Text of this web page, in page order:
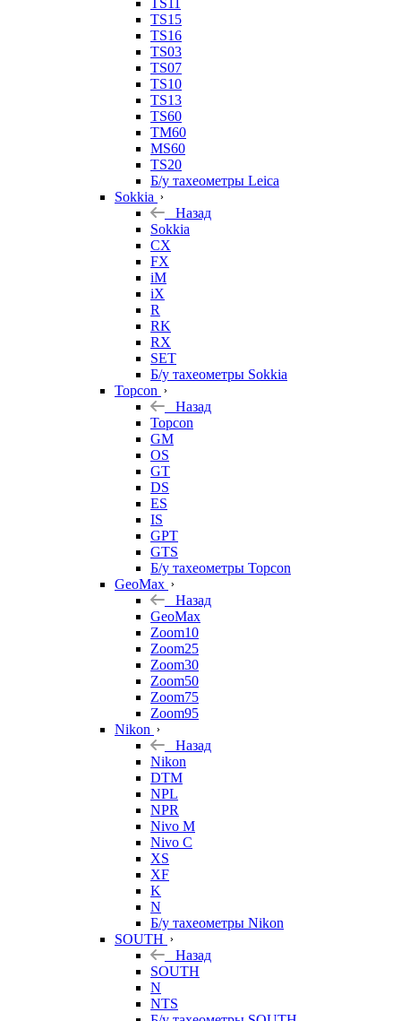
TS11
TS15
TS16
TS03
TS07
TS10
TS13
TS60
TM60
MS60
TS20
Б/у тахеометры Leica
Sokkia
Назад
Sokkia
CX
FX
iM
iX
R
RK
RX
SET
Б/у тахеометры Sokkia
Topcon
Назад
Topcon
GM
OS
GT
DS
ES
IS
GPT
GTS
Б/у тахеометры Topcon
GeoMax
Назад
GeoMax
Zoom10
Zoom25
Zoom30
Zoom50
Zoom75
Zoom95
Nikon
Назад
Nikon
DTM
NPL
NPR
Nivo M
Nivo C
XS
XF
K
N
Б/у тахеометры Nikon
SOUTH
Назад
SOUTH
N
NTS